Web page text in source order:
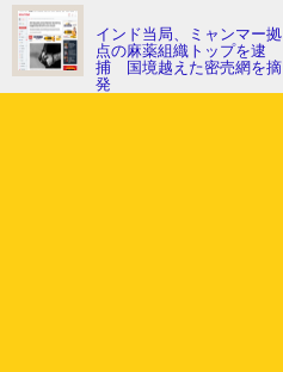
インド当局、ミャンマー拠
点の麻薬組織トップを逮
捕 国境越えた密売網を摘
発